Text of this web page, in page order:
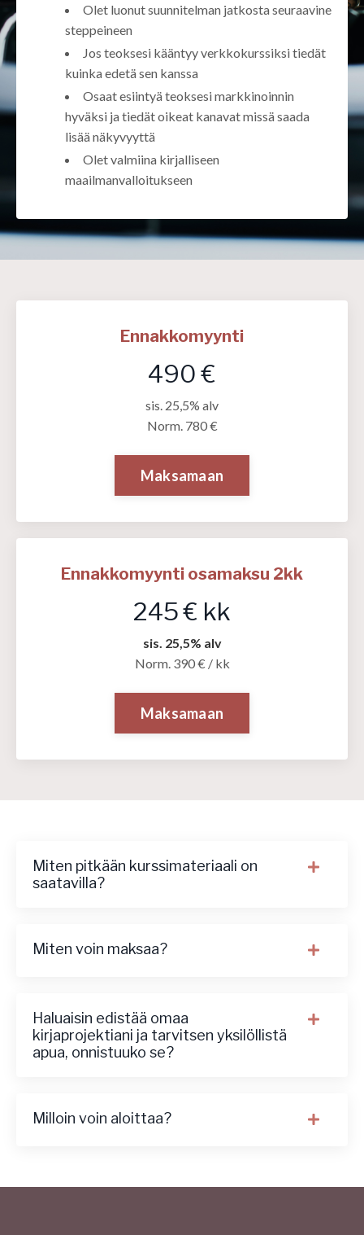
Olet luonut suunnitelman jatkosta seuraavine
steppeineen
Jos teoksesi kääntyy verkkokurssiksi tiedät
kuinka edetä sen kanssa
Osaat esiintyä teoksesi markkinoinnin
hyväksi ja tiedät oikeat kanavat missä saada
lisää näkyvyyttä
Olet valmiina kirjalliseen
maailmanvalloitukseen
Ennakkomyynti
490 €
sis. 25,5% alv
Norm. 780 €
Maksamaan
Ennakkomyynti osamaksu 2kk
245 € kk
sis. 25,5% alv
Norm. 390 € / kk
Maksamaan
Miten pitkään kurssimateriaali on
saatavilla?
Miten voin maksaa?
Haluaisin edistää omaa
kirjaprojektiani ja tarvitsen yksilöllistä
apua, onnistuuko se?
Milloin voin aloittaa?